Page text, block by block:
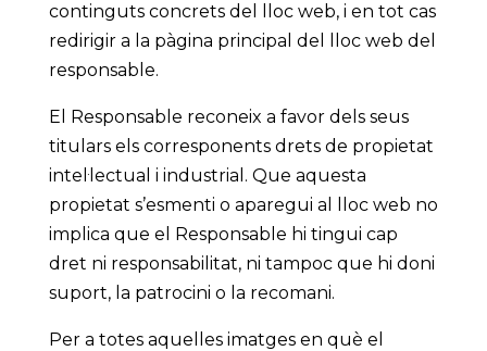
continguts concrets del lloc web, i en tot cas
redirigir a la pàgina principal del lloc web del
responsable.
El Responsable reconeix a favor dels seus
titulars els corresponents drets de propietat
intel·lectual i industrial. Que aquesta
propietat s’esmenti o aparegui al lloc web no
implica que el Responsable hi tingui cap
dret ni responsabilitat, ni tampoc que hi doni
suport, la patrocini o la recomani.
Per a totes aquelles imatges en què el